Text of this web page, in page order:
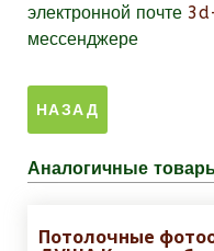
электронной почте
мессенджере
Аналогичные
Потолочные